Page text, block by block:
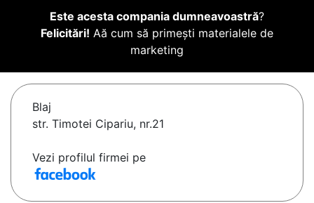
Este acesta compania dumneavoastră?
Felicitări! Aă cum să primești materialele de
marketing
Blaj
str. Timotei Cipariu, nr.21
Vezi profilul firmei pe